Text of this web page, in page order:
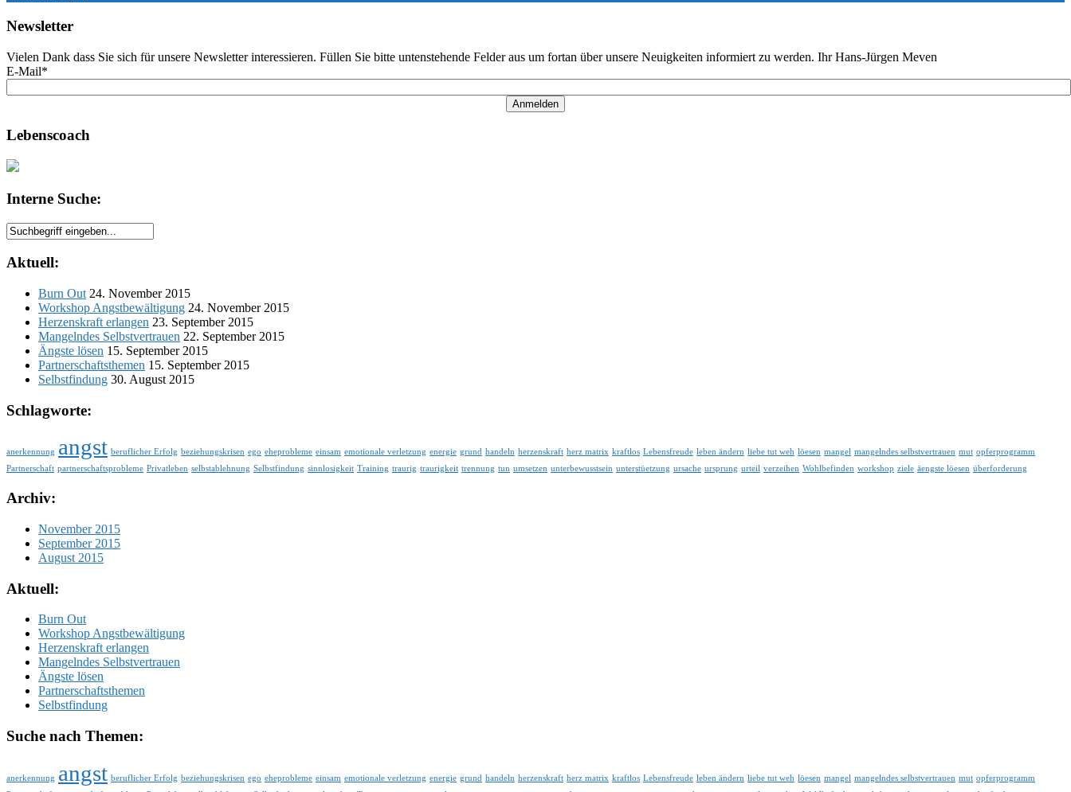
Newsletter
Vielen Dank dass Sie sich für unsere Newsletter interessieren. Füllen Sie bitte untenstehende Felder aus um fortan über unsere Neuigkeiten informiert zu werden. Ihr Hans-Jürgen Meven
E-Mail*
Anmelden
Lebenscoach
Interne Suche:
Aktuell:
Burn Out 24. November 2015
Workshop Angstbewältigung 24. November 2015
Herzenskraft erlangen 23. September 2015
Mangelndes Selbstvertrauen 22. September 2015
Ängste lösen 15. September 2015
Partnerschaftsthemen 15. September 2015
Selbstfindung 30. August 2015
Schlagworte:
anerkennung angst beruflicher Erfolg beziehungskrisen ego eheprobleme einsam emotionale verletzung energie grund handeln herzenskraft herz matrix kraftlos Lebensfreude leben ändern liebe tut weh löesen mangel mangelndes selbstvertrauen mut opferprogramm
Partnerschaft partnerschaftsprobleme Privatleben selbstablehnung Selbstfindung sinnlosigkeit Training traurig traurigkeit trennung tun umsetzen unterbewusstsein unterstüetzung ursache ursprung urteil verzeihen Wohlbefinden workshop ziele äengste löesen überforderung
Archiv:
November 2015
September 2015
August 2015
Aktuell:
Burn Out
Workshop Angstbewältigung
Herzenskraft erlangen
Mangelndes Selbstvertrauen
Ängste lösen
Partnerschaftsthemen
Selbstfindung
Suche nach Themen:
anerkennung angst beruflicher Erfolg beziehungskrisen ego eheprobleme einsam emotionale verletzung energie grund handeln herzenskraft herz matrix kraftlos Lebensfreude leben ändern liebe tut weh löesen mangel mangelndes selbstvertrauen mut opferprogramm